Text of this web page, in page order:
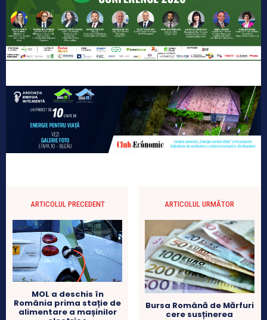
ARTICOLUL PRECEDENT
MOL a deschis în
România prima stație de
alimentare a mașinilor
ARTICOLUL URMĂTOR
Bursa Română de Mărfuri
cere susținerea